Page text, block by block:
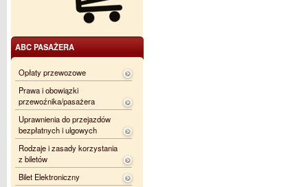
ABC PASAŻERA
Opłaty przewozowe
Prawa i obowiązki
przewoźnika/pasażera
Uprawnienia do przejazdów
bezpłatnych i ulgowych
Rodzaje i zasady korzystania
z biletów
Bilet Elektroniczny